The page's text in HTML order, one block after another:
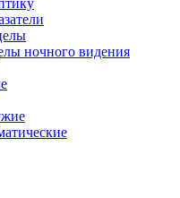
ночного видения